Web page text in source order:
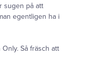
sugen på att
egentligen ha i
Så fräsch att